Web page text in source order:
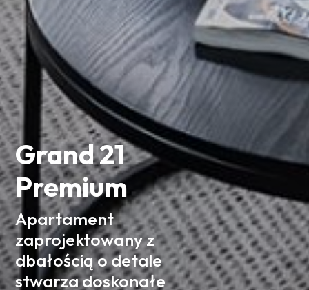
Grand 21
Premium
Apartament
zaprojektowany z
dbałością o detale
stwarza doskonałe